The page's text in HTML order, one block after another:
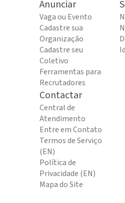
Anunciar
Vaga ou Evento
Cadastre sua
Organização
Cadastre seu
Coletivo
Ferramentas para
Recrutadores
Contactar
Central de
Atendimento
Entre em Contato
Termos de Serviço
(EN)
Política de
Privacidade (EN)
Mapa do Site